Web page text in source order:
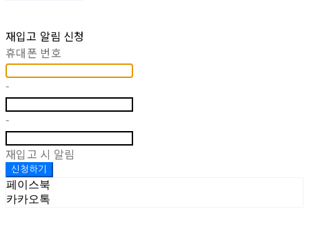
재입고 알림 신청
휴대폰 번호
-
-
재입고 시 알림
신청하기
페이스북
카카오톡